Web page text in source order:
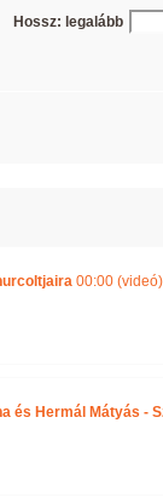
Hossz: legalább
00:00 (videó)
és Hermál Mátyás -